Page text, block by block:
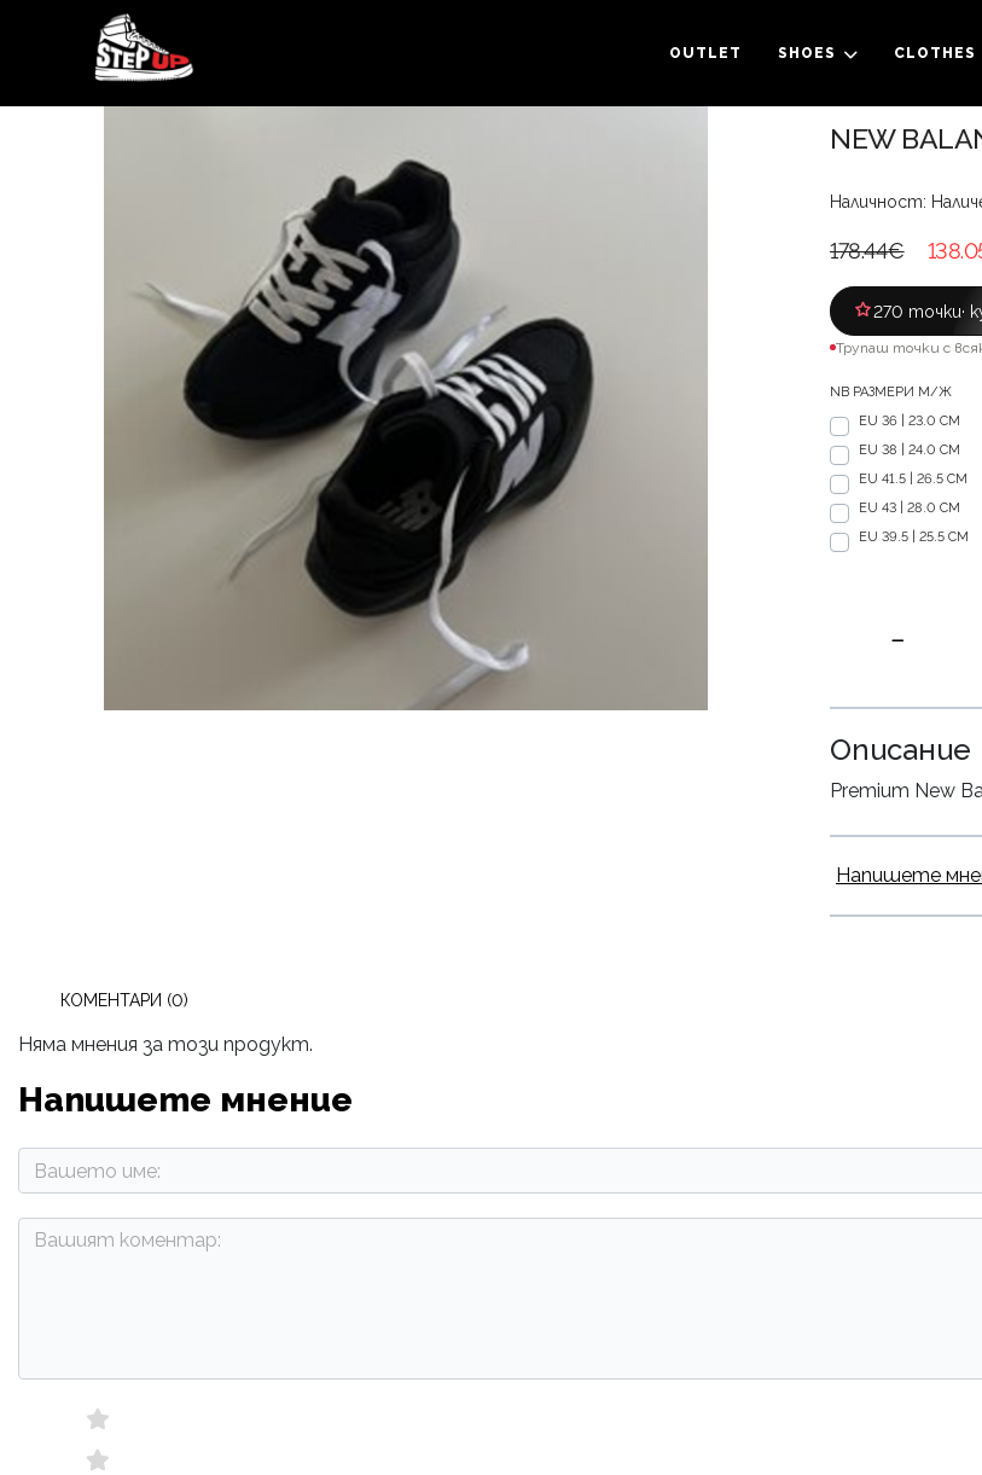
OUTLET SHOES CLOTHES
NEW
Наличност:
178.44€
270 точки·
Трупаш точки с
NB РАЗМЕРИ М/Ж
EU 36 | 23.0 CM
EU 38 | 24.0 CM
EU 41.5 | 26.5 CM
EU 43 | 28.0 CM
EU 39.5 | 25.5 CM
Описание
Premium New
Напишете
КОМЕНТАРИ (0)
Няма мнения за този продукт.
Напишете мнение